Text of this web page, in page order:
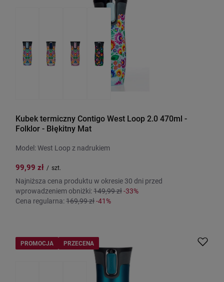
Kubek termiczny Contigo West Loop 2.0 470ml -
Folklor - Błękitny Mat
Model: West Loop z nadrukiem
99,99 zł / szt.
Najniższa cena produktu w okresie 30 dni przed
wprowadzeniem obniżki:149,99 zł-33%
Cena regularna:169,99 zł-41%
PROMOCJA PRZECENA